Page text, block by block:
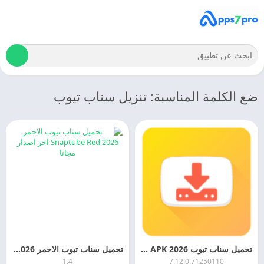
ضع الكلمة المناسبة: تنزيل سناب تيوب
تحميل سناب تيوب 2026 SnapTube APK للاندرويد مجانا
7.12.0.71250110
تحميل سناب تيوب الاحمر Snaptube Red 2026 اخر اصدار مجانا
1.4